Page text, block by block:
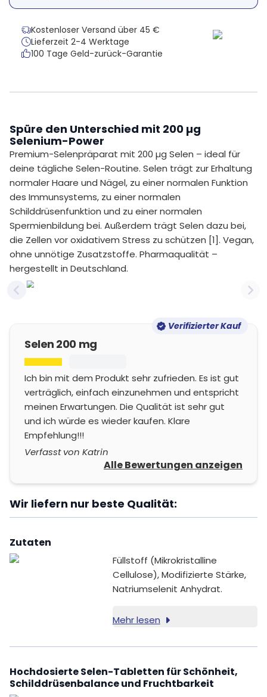
Kostenloser Versand über 45 €
Lieferzeit 2-4 Werktage
100 Tage Geld-zurück-Garantie
Spüre den Unterschied mit 200 µg
Selenium-Power
Premium-Selenpräparat mit 200 µg Selen – ideal für
deine tägliche Selen-Routine. Selen trägt zur Erhaltung
normaler Haare und Nägel, zu einer normalen Funktion
des Immunsystems, zu einer normalen
Schilddrüsenfunktion und zu einer normalen
Spermienbildung bei. Außerdem trägt Selen dazu bei,
die Zellen vor oxidativem Stress zu schützen [1]. Vegan,
ohne unnötige Zusatzstoffe. Pharmaqualität –
hergestellt in Deutschland.
Previous slide
Verifizierter Kauf
Selen 200 mg
Ich bin mit dem Produkt sehr zufrieden. Es ist gut
verträglich, einfach einzunehmen und entspricht
meinen Erwartungen. Die Qualität ist sehr gut
und ich würde es wieder kaufen. Klare
Empfehlung!!!
Verfasst von Katrin
Alle Bewertungen anzeigen
Wir liefern nur beste Qualität:
Zutaten
Füllstoff (Mikrokristalline
Cellulose), Modifizierte Stärke,
Natriumselenit Anhydrat.
Mehr lesen
Hochdosierte Selen-Tabletten für Schönheit,
Schilddrüsenbalance und Fruchtbarkeit